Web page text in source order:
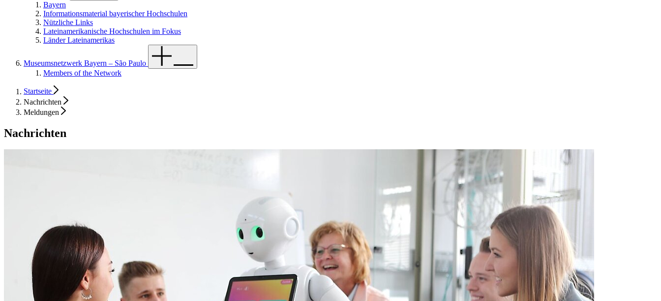
Bayern
Informationsmaterial bayerischer Hochschulen
Nützliche Links
Lateinamerikanische Hochschulen im Fokus
Länder Lateinamerikas
Museumsnetzwerk Bayern – São Paulo
Members of the Network
Startseite
Nachrichten
Meldungen
Nachrichten